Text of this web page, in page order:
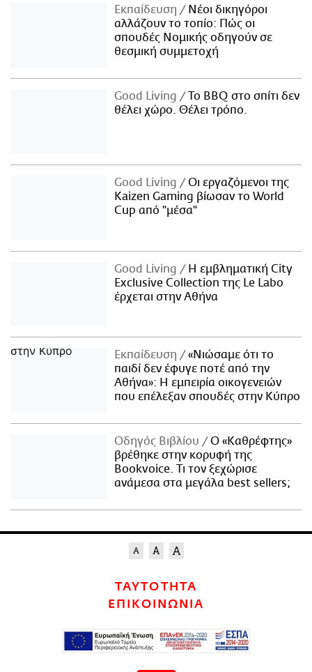
Εκπαίδευση
Νέοι δικηγόροι
αλλάζουν το τοπίο: Πώς οι
σπουδές Νομικής οδηγούν σε
θεσμική συμμετοχή
Good Living
Το BBQ στο σπίτι δεν
θέλει χώρο. Θέλει τρόπο.
Good Living
Οι εργαζόμενοι της
Kaizen Gaming βίωσαν το World
Cup από "μέσα"
Good Living
Η εμβληματική City
Exclusive Collection της Le Labo
έρχεται στην Αθήνα
Εκπαίδευση
«Νιώσαμε ότι το
παιδί δεν έφυγε ποτέ από την
Αθήνα»: Η εμπειρία οικογενειών
που επέλεξαν σπουδές στην Κύπρο
Οδηγός Βιβλίου
Ο «Καθρέφτης»
βρέθηκε στην κορυφή της
Bookvoice. Τι τον ξεχώρισε
ανάμεσα στα μεγάλα best sellers;
ΤΑΥΤΟΤΗΤΑ
ΕΠΙΚΟΙΝΩΝΙΑ